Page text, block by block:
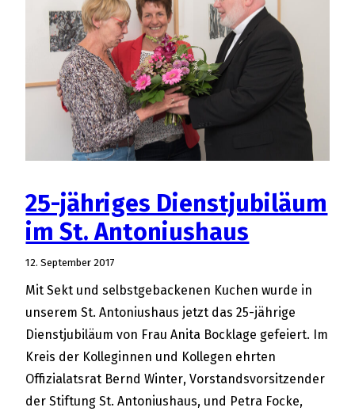
der
Katholischen
Kirchengemeinde
St.
Johannes
Baptist
Molbergen
25-jähriges Dienstjubiläum
im St. Antoniushaus
12. September 2017
Mit Sekt und selbstgebackenen Kuchen wurde in
unserem St. Antoniushaus jetzt das 25-jährige
Dienstjubiläum von Frau Anita Bocklage gefeiert. Im
Kreis der Kolleginnen und Kollegen ehrten
Offizialatsrat Bernd Winter, Vorstandsvorsitzender
der Stiftung St. Antoniushaus, und Petra Focke,